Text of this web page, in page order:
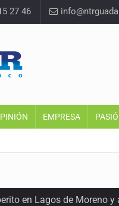
27 46
EMPRESA
en Lagos de Moreno